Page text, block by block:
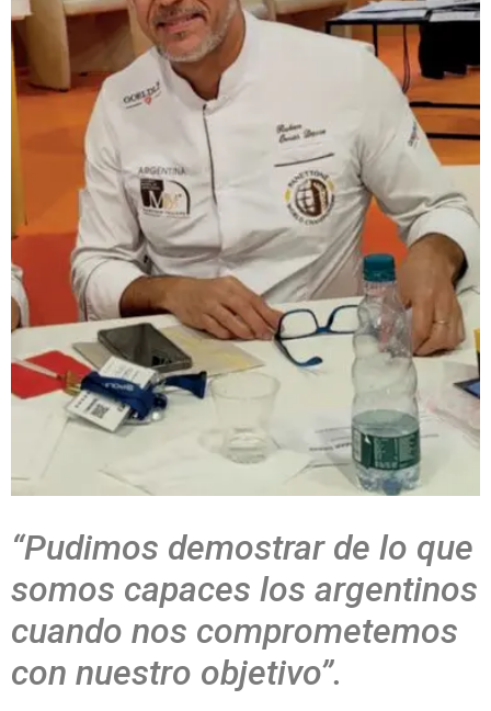
“Pudimos demostrar de lo que
somos capaces los argentinos
cuando nos comprometemos
con nuestro objetivo”.